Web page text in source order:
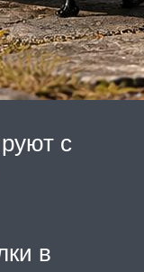
с
в